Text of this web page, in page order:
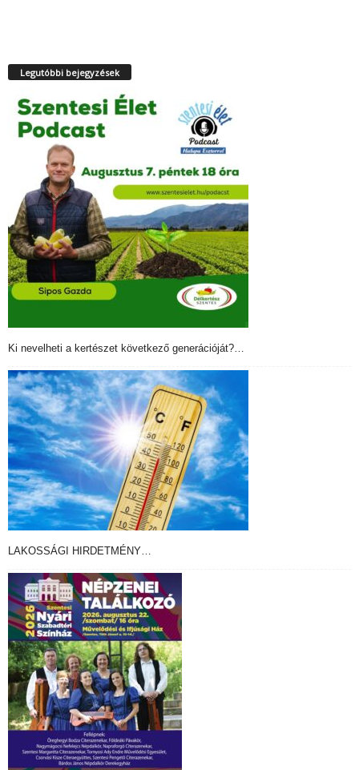
Legutóbbi bejegyzések
Ki nevelheti a kertészet következő generációját?…
LAKOSSÁGI HIRDETMÉNY…